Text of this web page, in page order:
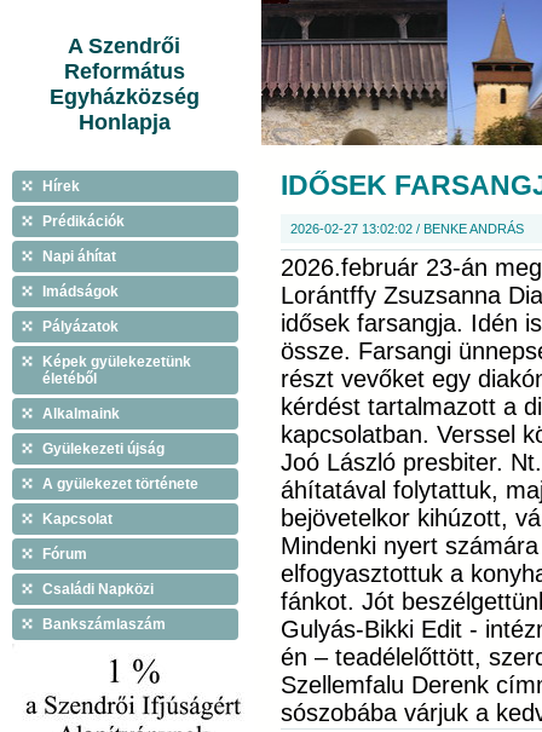
A Szendrői
Református
Egyházközség
Honlapja
Hírek
Prédikációk
Napi áhítat
Imádságok
Pályázatok
Képek gyülekezetünk
életéből
Alkalmaink
Gyülekezeti újság
A gyülekezet története
Kapcsolat
Fórum
Családi Napközi
Bankszámlaszám
IDŐSEK
2026-02-27 13:02:02 / BENKE ANDRÁS
2026.február 23-án
Lorántffy Zsuzsanna
idősek farsangja. Idén
össze. Farsangi
részt vevőket egy
kérdést tartalmazott a
kapcsolatban. Verssel
Joó László presbiter.
áhítatával folytattuk,
bejövetelkor kihúzott,
Mindenki nyert
elfogyasztottuk a
fánkot. Jót
Gulyás-Bikki Edit -
én – teadélelőttött,
Szellemfalu Derenk
sószobába várjuk a